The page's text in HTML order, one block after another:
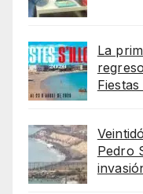
La
Pedro